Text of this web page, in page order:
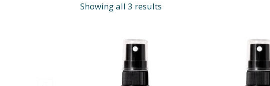
Showing all 3 results